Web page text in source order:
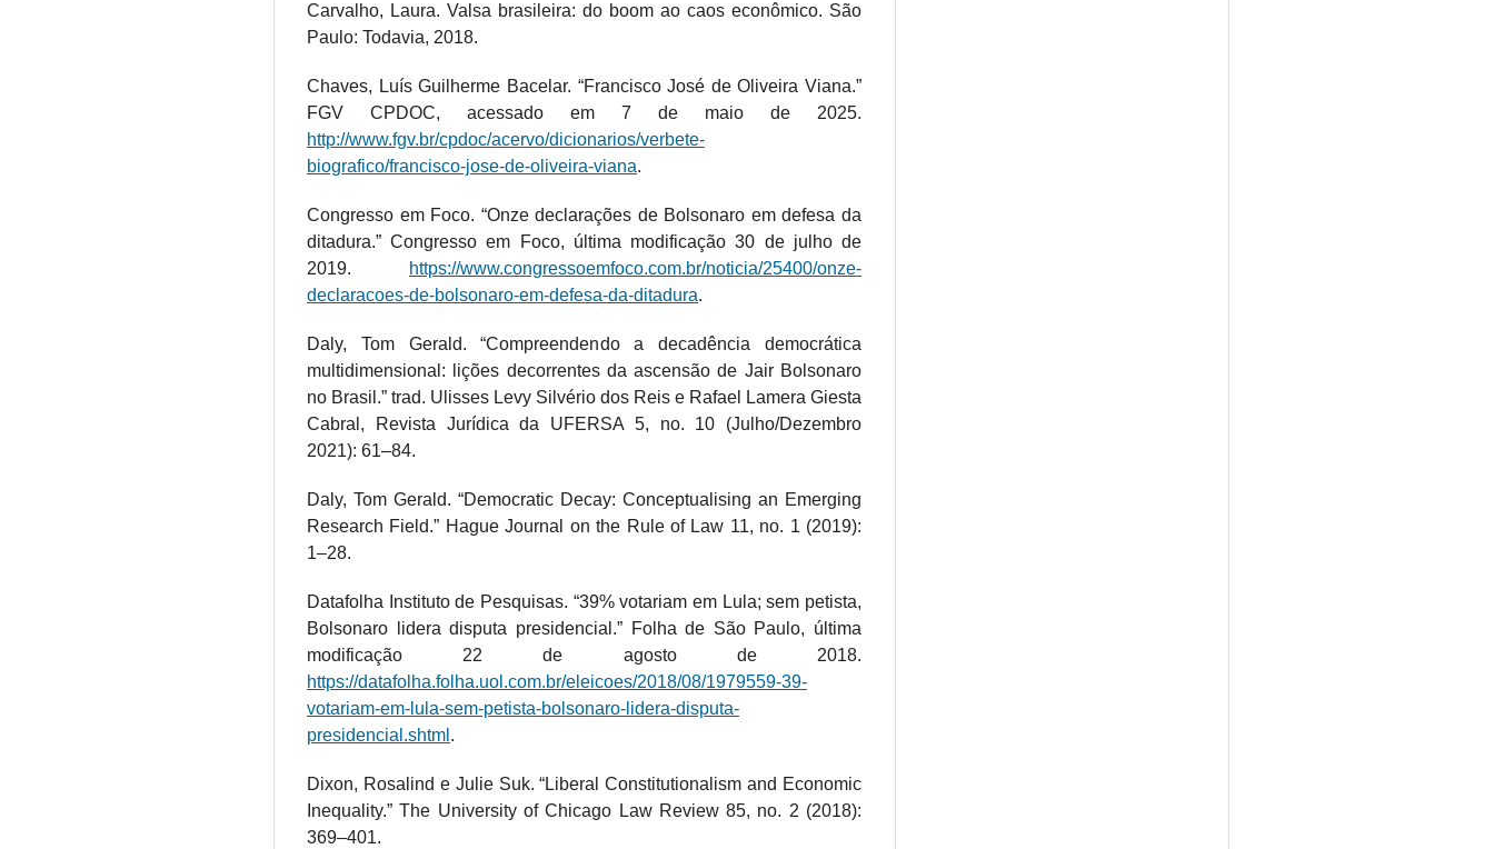
Carvalho, Laura. Valsa brasileira: do boom ao caos econômico. São
Paulo: Todavia, 2018.
Chaves, Luís Guilherme Bacelar. “Francisco José de Oliveira Viana.”
FGV CPDOC, acessado em 7 de maio de 2025.
http://www.fgv.br/cpdoc/acervo/dicionarios/verbete-
biografico/francisco-jose-de-oliveira-viana.
Congresso em Foco. “Onze declarações de Bolsonaro em defesa da
ditadura.” Congresso em Foco, última modificação 30 de julho de
2019.
https://www.congressoemfoco.com.br/noticia/25400/onze-
declaracoes-de-bolsonaro-em-defesa-da-ditadura.
Daly, Tom Gerald. “Compreendendo a decadência democrática
multidimensional: lições decorrentes da ascensão de Jair Bolsonaro
no Brasil.” trad. Ulisses Levy Silvério dos Reis e Rafael Lamera Giesta
Cabral, Revista Jurídica da UFERSA 5, no. 10 (Julho/Dezembro
2021): 61–84.
Daly, Tom Gerald. “Democratic Decay: Conceptualising an Emerging
Research Field.” Hague Journal on the Rule of Law 11, no. 1 (2019):
1–28.
Datafolha Instituto de Pesquisas. “39% votariam em Lula; sem petista,
Bolsonaro lidera disputa presidencial.” Folha de São Paulo, última
modificação 22 de agosto de 2018.
https://datafolha.folha.uol.com.br/eleicoes/2018/08/1979559-39-
votariam-em-lula-sem-petista-bolsonaro-lidera-disputa-
presidencial.shtml .
Dixon, Rosalind e Julie Suk. “Liberal Constitutionalism and Economic
Inequality.” The University of Chicago Law Review 85, no. 2 (2018):
369–401.